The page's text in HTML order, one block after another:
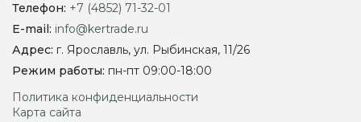
Телефон: +7 (4852) 71-32-01
E-mail: info@kertrade.ru
Адрес: г. Ярославль, ул. Рыбинская, 11/26
Режим работы: пн-пт 09:00-18:00
Политика конфиденциальности
Карта сайта